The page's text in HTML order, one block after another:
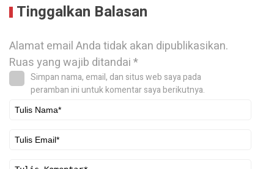
Tinggalkan Balasan
Alamat email Anda tidak akan dipublikasikan.
Ruas yang wajib ditandai*
Simpan nama, email, dan situs web saya pada
peramban ini untuk komentar saya berikutnya.